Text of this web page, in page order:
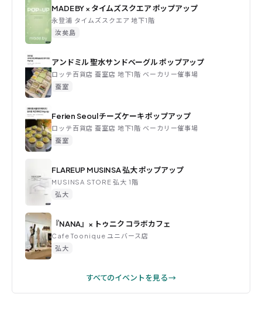
MADE BY × タイムズスクエア ポップアップ
永登浦 タイムズスクエア 地下1階
汝矣島
アンドミル 聖水サンドベーグル ポップアップ
ロッテ百貨店 蚕室店 地下1階 ベーカリー催事場
蚕室
Ferien Seoul チーズケーキ ポップアップ
ロッテ百貨店 蚕室店 地下1階 ベーカリー催事場
蚕室
FLAREUP MUSINSA 弘大 ポップアップ
MUSINSA STORE 弘大 1階
弘大
『NANA』× トゥニク コラボカフェ
Cafe Toonique ユニバース店
弘大
すべてのイベントを見る →